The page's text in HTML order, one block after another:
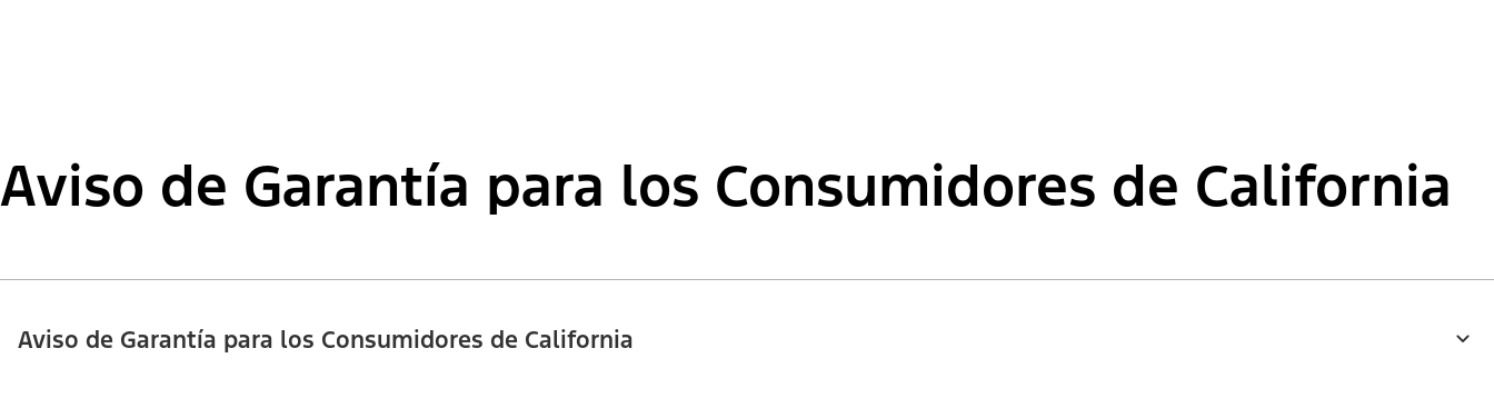
Aviso de Garantía para los Consumidores de California
Aviso de Garantía para los Consumidores de California